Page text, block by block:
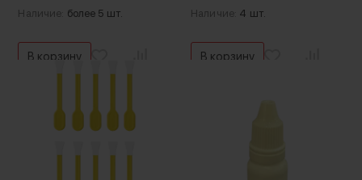
Наличие: более 5 шт.
В корзину
Наличие: 4 шт.
В корзину